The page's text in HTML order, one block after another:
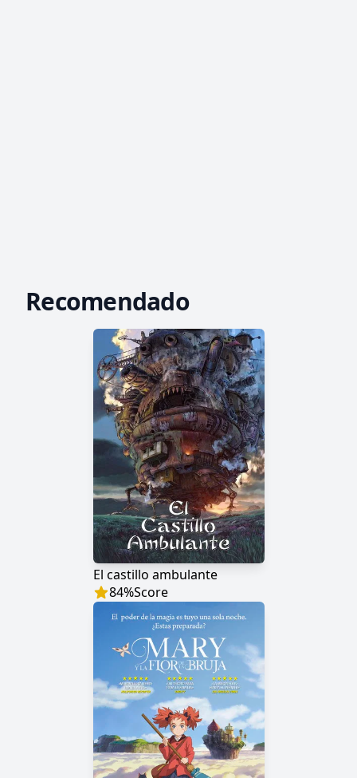
Recomendado
El castillo ambulante
84%Score